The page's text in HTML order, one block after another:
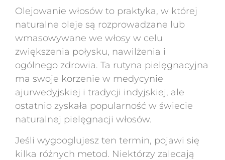
Olejowanie włosów to praktyka, w której
naturalne oleje są rozprowadzane lub
wmasowywane we włosy w celu
zwiększenia połysku, nawilżenia i
ogólnego zdrowia. Ta rutyna pielęgnacyjna
ma swoje korzenie w medycynie
ajurwedyjskiej i tradycji indyjskiej, ale
ostatnio zyskała popularność w świecie
naturalnej pielęgnacji włosów.
Jeśli wygooglujesz ten termin, pojawi się
kilka różnych metod. Niektórzy zalecają